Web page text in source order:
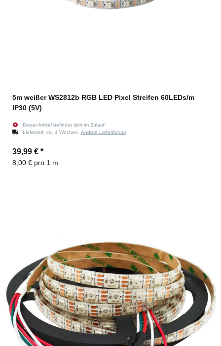
5m weißer WS2812b RGB LED Pixel Streifen 60LEDs/m
IP30 (5V)
Dieser Artikel befindet sich im Zulauf
Lieferzeit: ca. 4 Wochen Andere Lieferländer
39,99 € *
8,00 € pro 1 m